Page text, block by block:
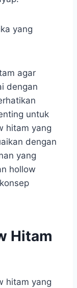
yang
agar
dengan
untuk
hitam yang
dengan
yang
hollow
Hitam
hitam yang